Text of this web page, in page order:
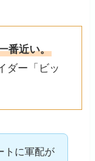
番近い。
ダー「ビッ
トに軍配が